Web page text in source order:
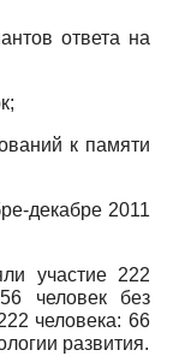
ответа на
к памяти
декабре 2011
участие 222
человек без
человека: 66
развития.